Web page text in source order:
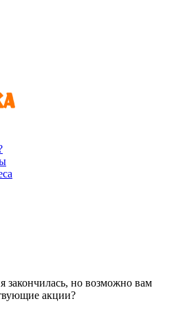
закончилась, но возможно вам
акции?